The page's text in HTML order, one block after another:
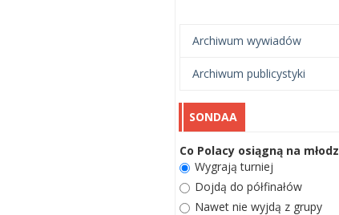
Archiwum wywiadów
Archiwum publicystyki
SONDAA
Co Polacy osiągną na
Wygrają turniej
Dojdą do półfinałów
Nawet nie wyjdą z grupy